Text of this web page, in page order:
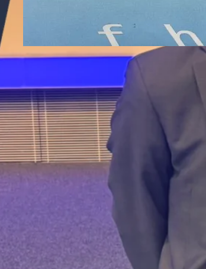
Die Hohe Schule der
Sanierung
In Österreich gibt es 30
Sanierungsexperten mit der
Zertifizierung „Certified
Turnaround Expert“ (CTE).
der Management Factory, ist
Apr. 12, 2010 Artikel